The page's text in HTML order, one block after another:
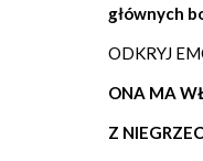
głównych
ODKRYJ
ONA MA
Z